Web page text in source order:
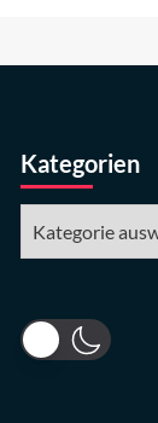
Kategorien